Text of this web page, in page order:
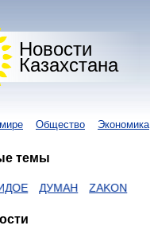
Новости
Казахстана
Общество Экономика
темы
ДУМАН ZAKON